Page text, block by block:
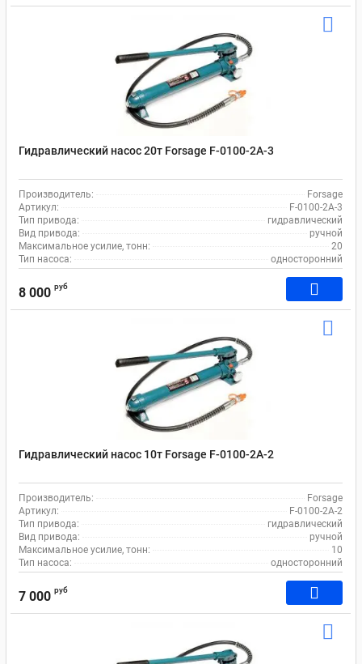
Гидравлический насос 20т Forsage F-0100-2A-3
Производитель:
Forsage
Артикул:
F-0100-2A-3
Тип привода:
гидравлический
Вид привода:
ручной
Максимальное усилие, тонн:
20
Тип насоса:
односторонний
8 000 руб
Гидравлический насос 10т Forsage F-0100-2A-2
Производитель:
Forsage
Артикул:
F-0100-2A-2
Тип привода:
гидравлический
Вид привода:
ручной
Максимальное усилие, тонн:
10
Тип насоса:
односторонний
7 000 руб